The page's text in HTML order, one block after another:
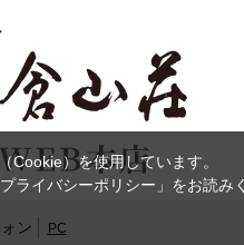
PC
ン
Cookie）を使用しています。
プライバシーポリシー」 をお読み